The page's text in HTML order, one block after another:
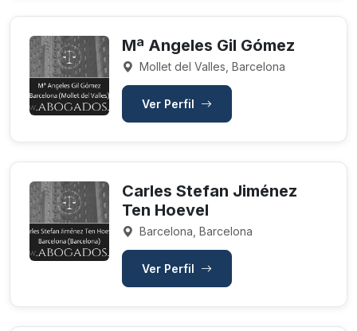
Mª Angeles Gil Gómez
Mollet del Valles, Barcelona
Ver Perfil
Carles Stefan Jiménez
Ten Hoevel
Barcelona, Barcelona
Ver Perfil